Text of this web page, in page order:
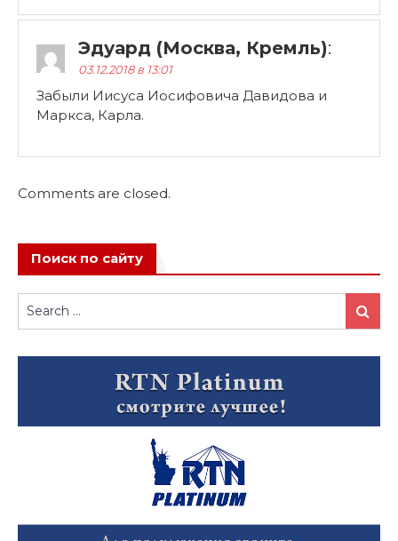
Эдуард (Москва, Кремль):
03.12.2018 в 13:01
Забыли Иисуса Иосифовича Давидова и
Маркса, Карла.
Comments are closed.
Поиск по сайту
Search
for:
Search